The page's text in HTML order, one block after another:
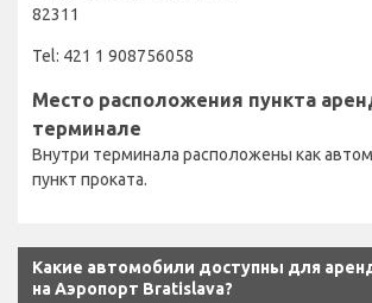
82311
Tel: 421 1 908756058
Место расположения пункта
терминале
Внутри терминала расположены как
пункт проката.
Какие автомобили доступны для
на Аэропорт Bratislava?